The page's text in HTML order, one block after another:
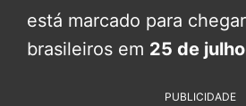
está marcado para
brasileiros em 25 de
PUBLICIDADE